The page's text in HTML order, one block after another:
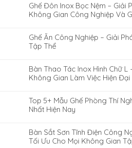
Ghế Đôn Inox Bọc Nệm – Giải
Không Gian Công Nghiệp Và
Ghế Ăn Công Nghiệp – Giải
Tập Thể
Bàn Thao Tác Inox Hình Chữ L
Không Gian Làm Việc Hiện Đại
Top 5+ Mẫu Ghế Phòng Thí
Nhất Hiện Nay
Bàn Sắt Sơn Tĩnh Điện Công
Tối Ưu Cho Mọi Không Gian